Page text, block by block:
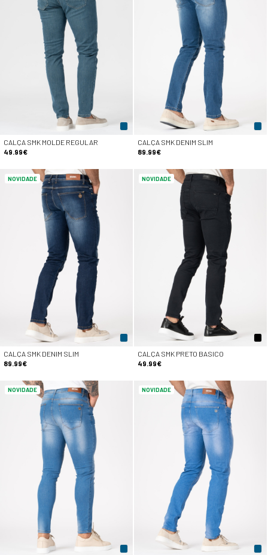
CALÇA SMK MOLDE REGULAR
49.99€
CALÇA SMK DENIM SLIM
89.99€
NOVIDADE
CALÇA SMK DENIM SLIM
89.99€
NOVIDADE
CALÇA SMK PRETO BASICO
49.99€
NOVIDADE NOVIDADE